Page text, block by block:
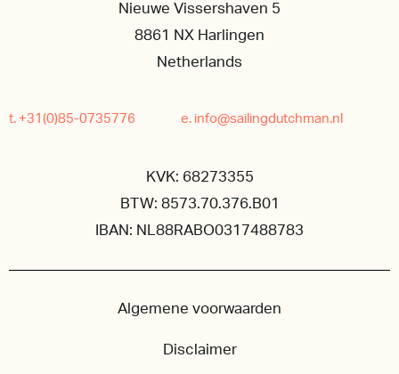
Nieuwe Vissershaven 5
8861 NX Harlingen
Netherlands
t. +31(0)85-0735776 e. info@sailingdutchman.nl
KVK: 68273355
BTW: 8573.70.376.B01
IBAN: NL88RABO0317488783
Algemene voorwaarden
Disclaimer